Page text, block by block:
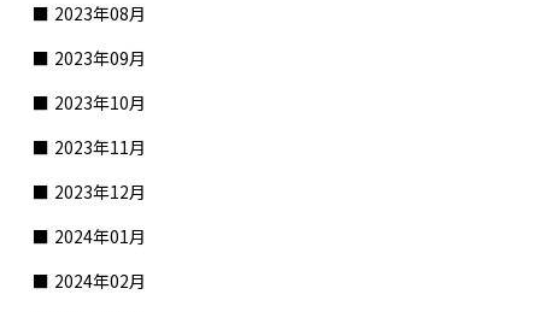
2023年08月
2023年09月
2023年10月
2023年11月
2023年12月
2024年01月
2024年02月